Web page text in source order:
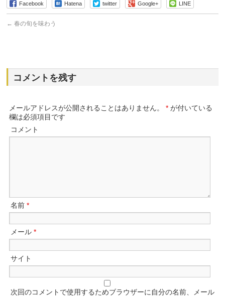
Facebook Hatena twitter Google+ LINE
← 春の旬を味わう
コメントを残す
メールアドレスが公開されることはありません。 * が付いている
欄は必須項目です
コメント
名前*
メール*
サイト
次回のコメントで使用するためブラウザーに自分の名前、メール